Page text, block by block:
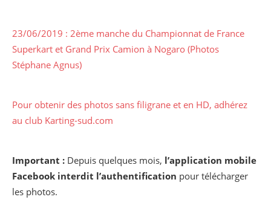
23/06/2019 : 2ème manche du Championnat de France
Superkart et Grand Prix Camion à Nogaro (Photos
Stéphane Agnus)
Pour obtenir des photos sans filigrane et en HD, adhérez
au club Karting-sud.com
Important : Depuis quelques mois, l’application mobile
Facebook interdit l’authentification pour télécharger
les photos.